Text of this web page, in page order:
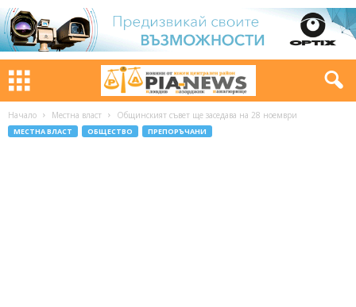
Начало Местна власт Общинският съвет ще заседава на 28 ноември
МЕСТНА ВЛАСТ ОБЩЕСТВО ПРЕПОРЪЧАНИ